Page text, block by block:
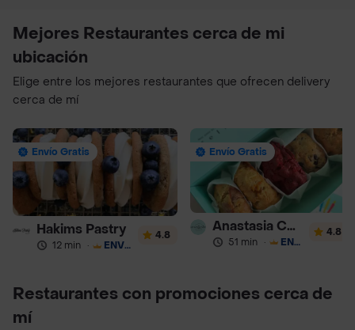
Mejores Restaurantes cerca de mi
ubicación
Elige entre los mejores restaurantes que ofrecen delivery
cerca de mí
Envío Gratis
Hakims Pastry
12 min · ENVÍO GRATIS
4.8
Envío Gratis
Anastasia Cookies
51 min · ENVÍO GRATIS
4.8
Restaurantes con promociones cerca de
mí